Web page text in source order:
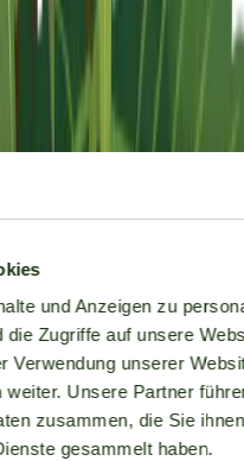
und Anzeigen zu
die Zugriffe auf unsere
Verwendung unserer
weiter. Unsere Partner
zusammen, die Sie
gesammelt haben.